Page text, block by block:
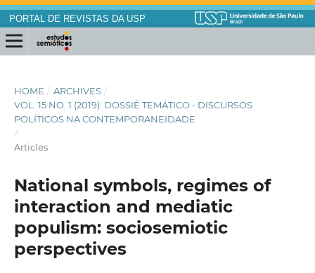
PORTAL DE REVISTAS DA USP
HOME / ARCHIVES /
VOL. 15 NO. 1 (2019): DOSSIÊ TEMÁTICO - DISCURSOS
POLÍTICOS NA CONTEMPORANEIDADE
/
Articles
National symbols, regimes of
interaction and mediatic
populism: sociosemiotic
perspectives